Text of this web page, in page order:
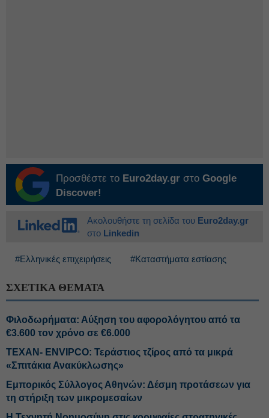
Προσθέστε το Euro2day.gr στο Google
Discover!
Ακολουθήστε τη σελίδα του Euro2day.gr
στο Linkedin
#Ελληνικές επιχειρήσεις #Καταστήματα εστίασης
ΣΧΕΤΙΚΑ ΘΕΜΑΤΑ
Φιλοδωρήματα: Αύξηση του αφορολόγητου από τα
€3.600 τον χρόνο σε €6.000
ΤΕΧΑΝ- ENVIPCO: Τεράστιος τζίρος από τα μικρά
«Σπιτάκια Ανακύκλωσης»
Εμπορικός Σύλλογος Αθηνών: Δέσμη προτάσεων για
τη στήριξη των μικρομεσαίων